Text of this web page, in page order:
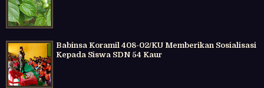
Babinsa Koramil 408-02/KU Memberikan Sosialisasi
Kepada Siswa SDN 54 Kaur